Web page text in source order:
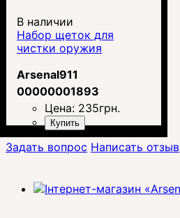
В наличии
Набор щеток для
чистки оружия
Arsenal911
00000001893
Цена: 235грн.
Купить
Задать вопрос Написать отзыв